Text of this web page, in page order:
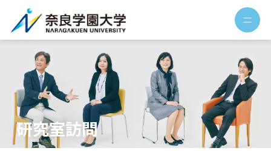
研究室訪問